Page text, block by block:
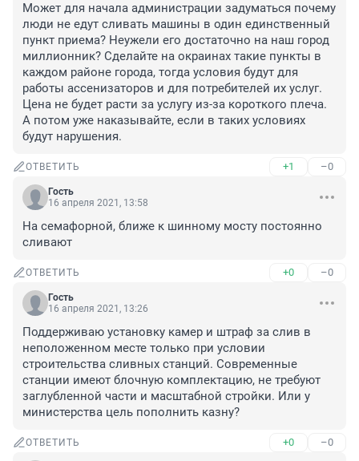
Может для начала администрации задуматься почему
люди не едут сливать машины в один единственный
пункт приема? Неужели его достаточно на наш город
миллионник? Сделайте на окраинах такие пункты в
каждом районе города, тогда условия будут для
работы ассенизаторов и для потребителей их услуг.
Цена не будет расти за услугу из-за короткого плеча.
А потом уже наказывайте, если в таких условиях
будут нарушения.
ОТВЕТИТЬ +1 –0
Гость
16 апреля 2021, 13:58
На семафорной, ближе к шинному мосту постоянно
сливают
ОТВЕТИТЬ +0 –0
Гость
16 апреля 2021, 13:26
Поддерживаю установку камер и штраф за слив в
неположенном месте только при условии
строительства сливных станций. Современные
станции имеют блочную комплектацию, не требуют
заглубленной части и масштабной стройки. Или у
министерства цель пополнить казну?
ОТВЕТИТЬ +0 –0